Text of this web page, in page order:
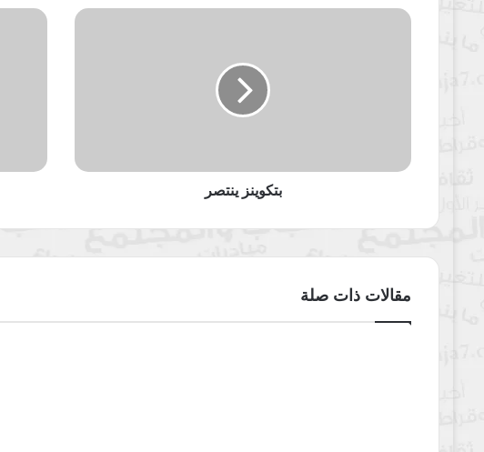
بتكوينز
بتكوينز ينتصر
بَطيخ
مقالات ذات صلة